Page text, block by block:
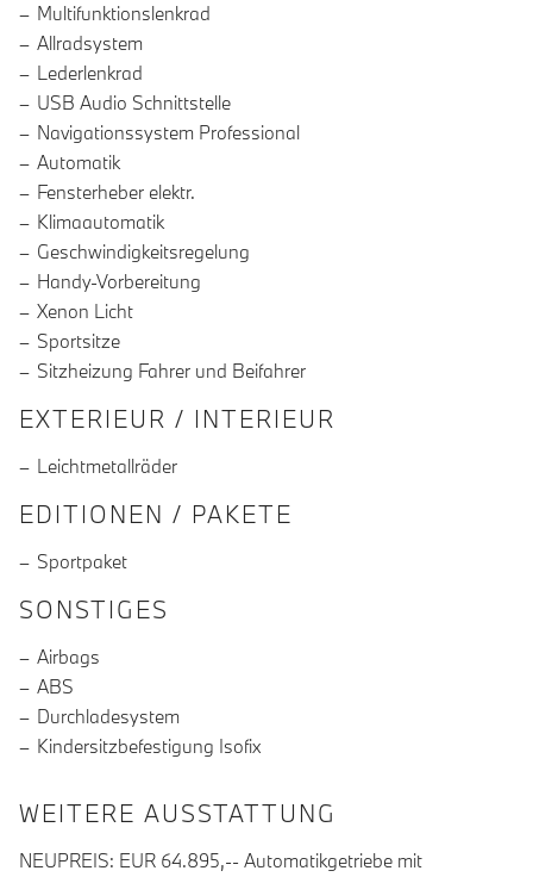
Multifunktionslenkrad
Allradsystem
Lederlenkrad
USB Audio Schnittstelle
Navigationssystem Professional
Automatik
Fensterheber elektr.
Klimaautomatik
Geschwindigkeitsregelung
Handy-Vorbereitung
Xenon Licht
Sportsitze
Sitzheizung Fahrer und Beifahrer
EXTERIEUR / INTERIEUR
Leichtmetallräder
EDITIONEN / PAKETE
Sportpaket
SONSTIGES
Airbags
ABS
Durchladesystem
Kindersitzbefestigung Isofix
WEITERE AUSSTATTUNG
NEUPREIS: EUR 64.895,-- Automatikgetriebe mit